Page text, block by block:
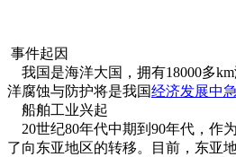
事件起因
我国是海洋大国，拥有18000多
洋腐蚀与防护将是我国经济发展中
船舶工业兴起
20世纪80年代中期到90年代，作
了向东亚地区的转移。目前，东亚